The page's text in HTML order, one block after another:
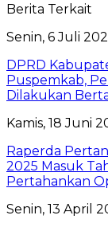
Berita Terkait
Senin, 6 Juli
DPRD
Puspemkab,
Dilakukan
Kamis, 18 Juni
Raperda
2025 Masuk
Pertahankan
Senin, 13 April